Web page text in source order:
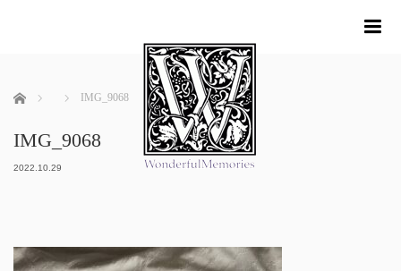
ホーム IMG_9068
IMG_9068
2022.10.29